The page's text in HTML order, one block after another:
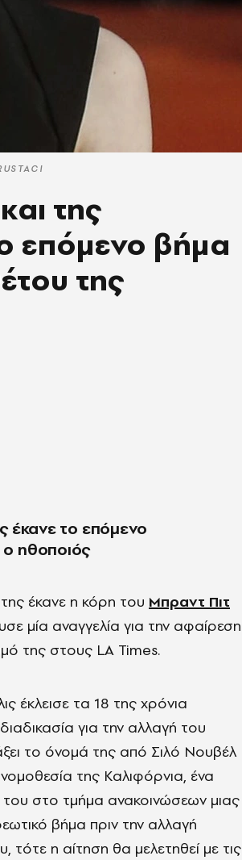
της
επόμενο βήμα
της
έκανε το επόμενο
ηθοποιός
έκανε η κόρη του Μπραντ Πιτ
μία αναγγελία για την αφαίρεση
της στους LA Times.
έκλεισε τα 18 της χρόνια
για την αλλαγή του
το όνομά της από Σιλό Νουβέλ
της Καλιφόρνια, ένα
στο τμήμα ανακοινώσεων μιας
βήμα πριν την αλλαγή
η αίτηση θα μελετηθεί με τις